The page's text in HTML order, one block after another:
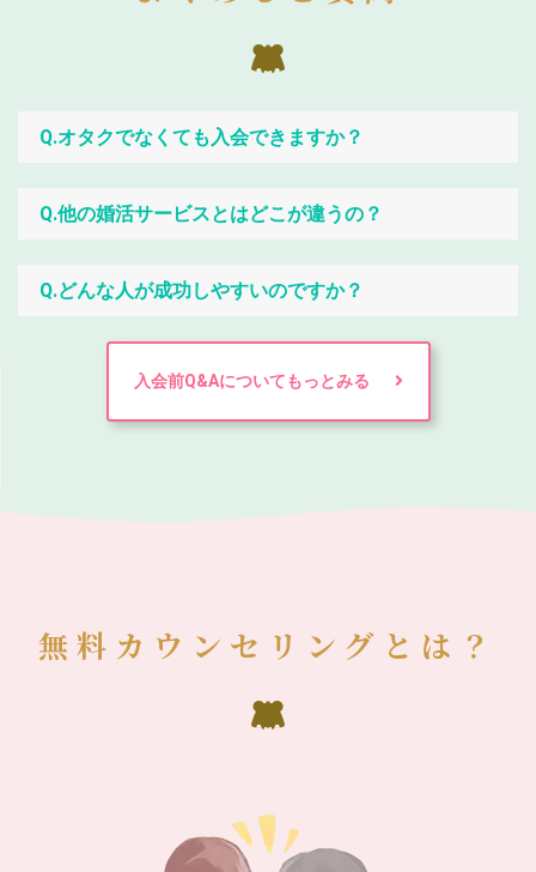
Q.オタクでなくても入会できますか？
Q.他の婚活サービスとはどこが違うの？
Q.どんな人が成功しやすいのですか？
入会前Q&Aについてもっとみる
無料カウンセリングとは？